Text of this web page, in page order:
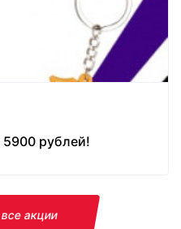
5900 рублей!
акции